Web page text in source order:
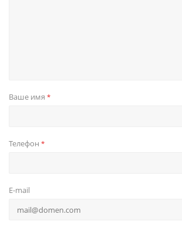
Ваше имя *
Телефон *
E-mail